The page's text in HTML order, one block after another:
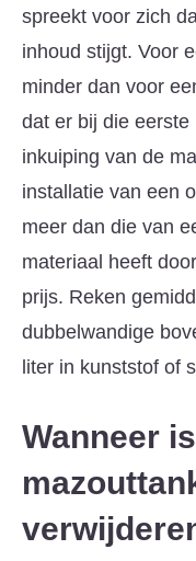
spreekt voor zich
inhoud stijgt. Voor
minder dan voor
dat er bij die
inkuiping van de
installatie van een
meer dan die van
materiaal heeft
prijs. Reken
dubbelwandige
liter in kunststof of
Wanneer